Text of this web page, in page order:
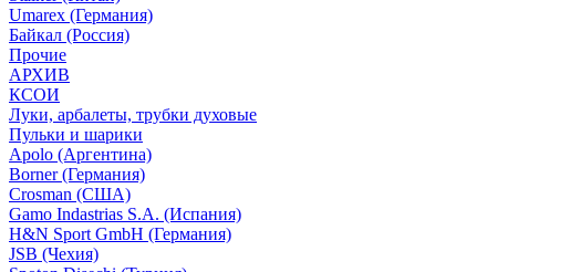
Umarex (Германия)
Байкал (Россия)
Прочие
АРХИВ
КСОИ
Луки, арбалеты, трубки духовые
Пульки и шарики
Apolo (Аргентина)
Borner (Германия)
Crosman (США)
Gamo Indastrias S.A. (Испания)
H&N Sport GmbH (Германия)
JSB (Чехия)